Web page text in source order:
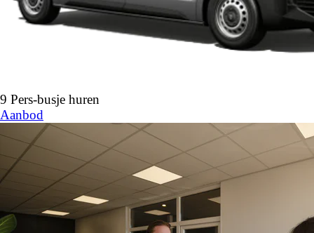
9 Pers-busje huren
Aanbod